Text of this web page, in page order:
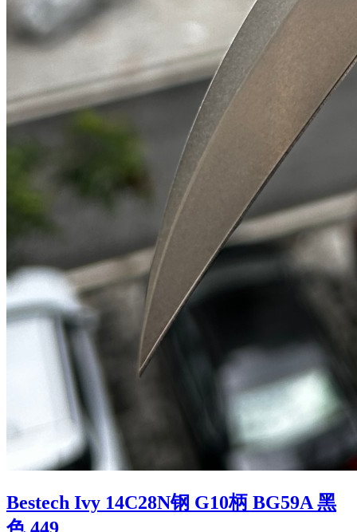
Bestech Ivy 14C28N钢 G10柄 BG59A 黑